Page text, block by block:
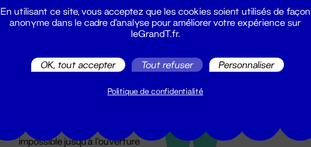
Billetterie
billetterie@leGrandT.fr
impossible jusqu'à l'ouverture
En utilisant ce site, vous acceptez que les cookies soient utilisés de façon
anonyme dans le cadre d'analyse pour améliorer votre expérience sur
leGrandT.fr.
OK, tout accepter Tout refuser Personnaliser
Politique de confidentialité